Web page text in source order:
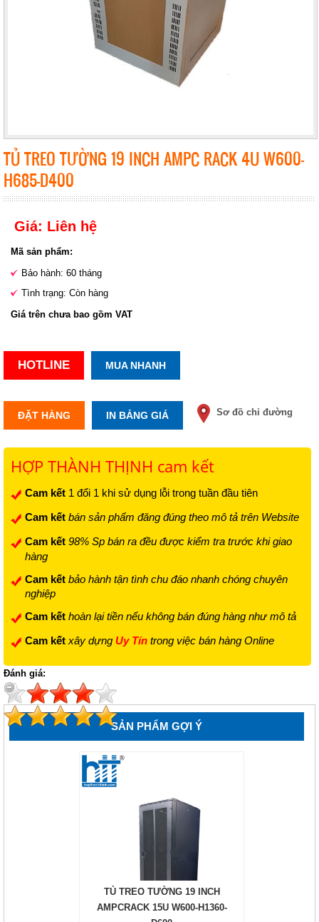
TỦ TREO TƯỜNG 19 INCH AMPC RACK 4U W600-
H685-D400
Giá: Liên hệ
Mã sản phẩm:
Bảo hành: 60 tháng
Tình trạng: Còn hàng
Giá trên chưa bao gồm VAT
HOTLINE MUA NHANH
ĐẶT HÀNG IN BẢNG GIÁ Sơ đồ chỉ đường
HỢP THÀNH THỊNH cam kết
Cam kết 1 đổi 1 khi sử dụng lỗi trong tuần đầu tiên
Cam kết bán sản phẩm đăng đúng theo mô tả trên Website
Cam kết 98% Sp bán ra đều được kiểm tra trước khi giao
hàng
Cam kết bảo hành tận tình chu đáo nhanh chóng chuyên
nghiệp
Cam kết hoàn lại tiền nếu không bán đúng hàng như mô tả
Cam kết xây dựng Uy Tín trong việc bán hàng Online
Đánh giá:
SẢN PHẨM GỢI Ý
TỦ TREO TƯỜNG 19 INCH
AMPCRACK 15U W600-H1360-